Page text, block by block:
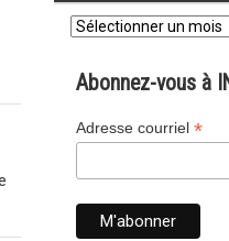
Tous
les
d’INFOSuroit
Abonnez-vous à
Adresse courriel *